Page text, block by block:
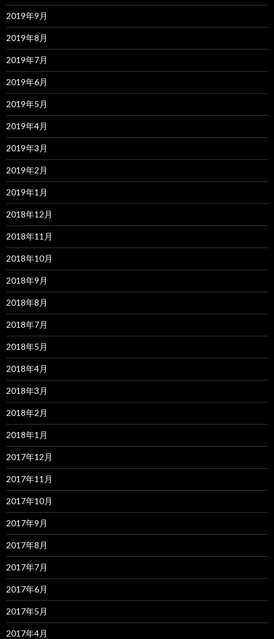
2019年9月
2019年8月
2019年7月
2019年6月
2019年5月
2019年4月
2019年3月
2019年2月
2019年1月
2018年12月
2018年11月
2018年10月
2018年9月
2018年8月
2018年7月
2018年5月
2018年4月
2018年3月
2018年2月
2018年1月
2017年12月
2017年11月
2017年10月
2017年9月
2017年8月
2017年7月
2017年6月
2017年5月
2017年4月